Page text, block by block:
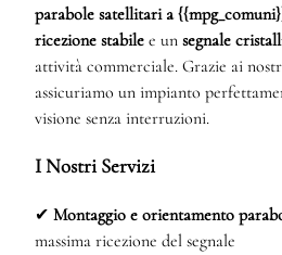
parabole satellitari a
ricezione stabile e un segnale
attività commerciale. Grazie ai
assicuriamo un impianto
visione senza interruzioni.
I Nostri Servizi
✔ Montaggio e orientamento
massima ricezione del segnale